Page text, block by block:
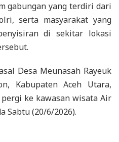
gabungan yang terdiri dari
serta masyarakat yang
di sekitar lokasi
Desa Meunasah Rayeuk
Kabupaten Aceh Utara,
ke kawasan wisata Air
Sabtu (20/6/2026).